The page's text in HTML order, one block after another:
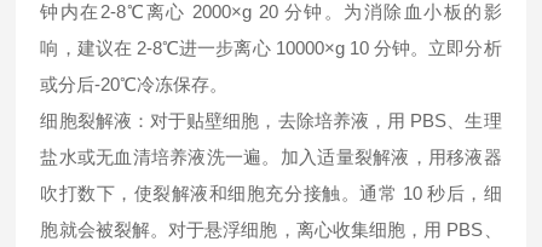
钟内在2-8℃离心 2000×g 20 分钟。为消除血小板的影
响，建议在 2-8℃进一步离心 10000×g 10 分钟。立即分析
或分后-20℃冷冻保存。
细胞裂解液：对于贴壁细胞，去除培养液，用 PBS、生理
盐水或无血清培养液洗一遍。加入适量裂解液，用移液器
吹打数下，使裂解液和细胞充分接触。通常 10 秒后，细
胞就会被裂解。对于悬浮细胞，离心收集细胞，用 PBS、